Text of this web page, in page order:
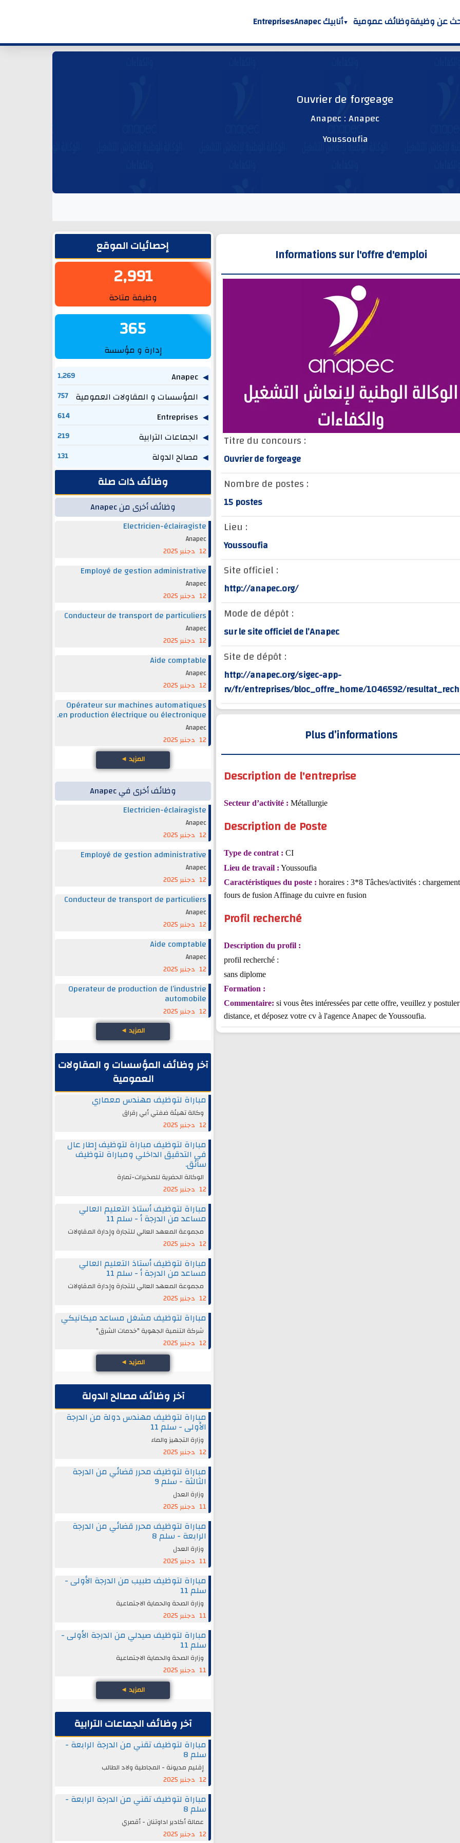
عن وظيفةوظائف عمومية أنابيك Anapec Entreprises
Ouvrier de forgeage
Anapec : Anapec
Youssoufia
Informations sur l'offre d'emploi
Titre du concours :
Ouvrier de forgeage
Nombre de postes :
15 postes
Lieu :
Youssoufia
Site officiel :
http://anapec.org/
Mode de dépôt :
sur le site officiel de l’Anapec
Site de dépôt :
http://anapec.org/sigec-app-
rv/fr/entreprises/bloc_offre_home/1046592/
Plus d’informations
Description de l'entreprise
Secteur d’activité : Métallurgie
Description de Poste
Type de contrat : CI
Lieu de travail : Youssoufia
Caractéristiques du poste : horaires : 3*8 Tâches/activités :
fours de fusion Affinage du cuivre en fusion
Profil recherché
Description du profil :
profil recherché :
sans diplome
Formation :
Commentaire: si vous êtes intéressées par cette offre, veuillez y
distance, et déposez votre cv à l'agence Anapec de Youssoufia.
الشريط الجانبيإحصائيات الموقع
2,991
وظيفة متاحة
365
إدارة و مؤسسة
Anapec
1,269
المؤسسات و المقاولات العمومية 757
614
الجماعات الترابية 219
مصالح الدولة 131
وظائف ذات صلة
وظائف أخرى من Anapec
Electricien-éclairagiste
Anapec
12 دجنبر 2025
Employé de gestion administrative
Anapec
12 دجنبر 2025
Conducteur de transport de particuliers
Anapec
12 دجنبر 2025
Aide comptable
Anapec
12 دجنبر 2025
Opérateur sur machines automatiques
en production électrique ou électronique.
Anapec
12 دجنبر 2025
المزيد ◄
وظائف أخرى في Anapec
Electricien-éclairagiste
Anapec
12 دجنبر 2025
Employé de gestion administrative
Anapec
12 دجنبر 2025
Conducteur de transport de particuliers
Anapec
12 دجنبر 2025
Aide comptable
Anapec
12 دجنبر 2025
Operateur de production de l’industrie
automobile
12 دجنبر 2025
المزيد ◄
آخر وظائف المؤسسات و المقاولات
العمومية
مباراة لتوظيف مهندس معماري
وكالة تهيئة ضفتي أبي رقراق
12 دجنبر 2025
مباراة لتوظيف مباراة لتوظيف إطار عال
في التدقيق الداخلي ومباراة لتوظيف
سائق.
الوكالة الحضرية للصخيرات-تمارة
12 دجنبر 2025
مباراة لتوظيف أستاذ التعليم العالي
مساعد من الدرجة أ - سلم 11
مجموعة المعهد العالي للتجارة وإدارة المقاولات
12 دجنبر 2025
مباراة لتوظيف أستاذ التعليم العالي
مساعد من الدرجة أ - سلم 11
مجموعة المعهد العالي للتجارة وإدارة المقاولات
12 دجنبر 2025
مباراة لتوظيف مشغل مساعد ميكانيكي
شركة التنمية الجهوية "خدمات الشرق"
12 دجنبر 2025
المزيد ◄
آخر وظائف مصالح الدولة
مباراة لتوظيف مهندس دولة من الدرجة
الأولى - سلم 11
وزارة التجهيز والماء
12 دجنبر 2025
مباراة لتوظيف محرر قضائي من الدرجة
الثالثة - سلم 9
وزارة العدل
11 دجنبر 2025
مباراة لتوظيف محرر قضائي من الدرجة
الرابعة - سلم 8
وزارة العدل
11 دجنبر 2025
مباراة لتوظيف طبيب من الدرجة الأولى -
سلم 11
وزارة الصحة والحماية الاجتماعية
11 دجنبر 2025
مباراة لتوظيف صيدلي من الدرجة الأولى -
سلم 11
وزارة الصحة والحماية الاجتماعية
11 دجنبر 2025
المزيد ◄
آخر وظائف الجماعات الترابية
مباراة لتوظيف تقني من الدرجة الرابعة -
سلم 8
إقليم مديونة - المجاطية ولاد الطالب
12 دجنبر 2025
مباراة لتوظيف تقني من الدرجة الرابعة -
سلم 8
عمالة أكادير اداوتنان - أقصري
12 دجنبر 2025